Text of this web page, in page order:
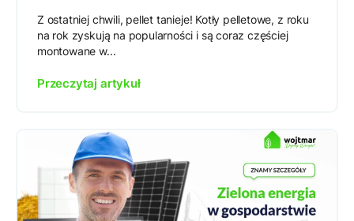
Z ostatniej chwili, pellet tanieje! Kotły pelletowe, z roku
na rok zyskują na popularności i są coraz częściej
montowane w...
Przeczytaj artykuł